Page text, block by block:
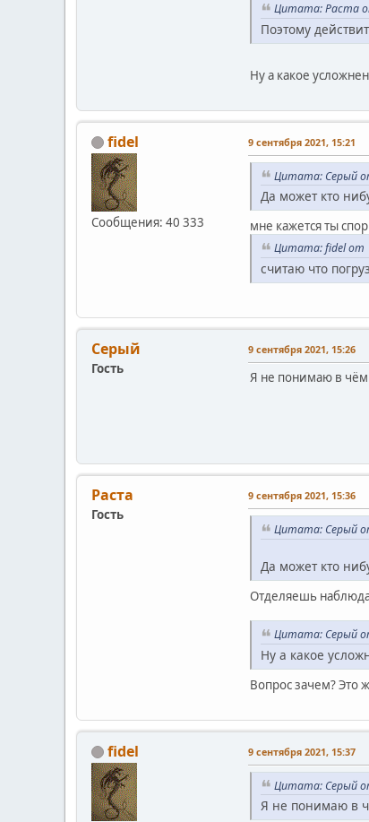
Цитата: Раста
Поэтому
Ну а какое
fidel
Сообщения: 40 333
9 сентября 2021, 15:21
Цитата: Серый
Да может кто
мне кажется ты
Цитата: fidel от
считаю что
Серый
Гость
9 сентября 2021, 15:26
Я не понимаю в чём
Раста
Гость
9 сентября 2021, 15:36
Цитата: Серый
Да может кто
Отделяешь
Цитата: Серый
Ну а какое
Вопрос зачем? Это
fidel 9 сентября 2021, 15:37
Цитата: Серый
Я не понимаю в